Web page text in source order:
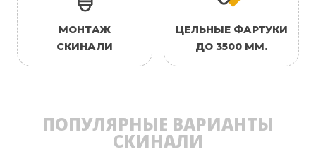
МОНТАЖ
СКИНАЛИ
ЦЕЛЬНЫЕ ФАРТУКИ
ДО 3500 ММ.
ПОПУЛЯРНЫЕ ВАРИАНТЫ
СКИНАЛИ